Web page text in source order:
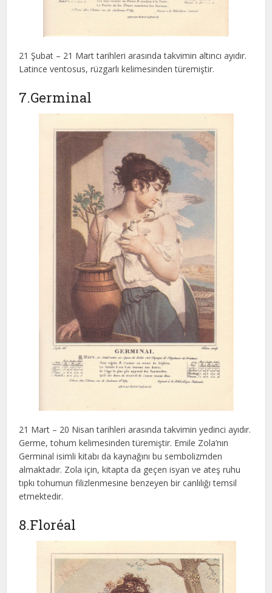
21 Şubat – 21 Mart tarihleri arasında takvimin altıncı ayıdır.
Latince ventosus, rüzgarlı kelimesinden türemiştir.
7.Germinal
21 Mart – 20 Nisan tarihleri arasında takvimin yedinci ayıdır.
Germe, tohum kelimesinden türemiştir. Emile Zola’nın
Germinal isimli kitabı da kaynağını bu sembolizmden
almaktadır. Zola için, kitapta da geçen isyan ve ateş ruhu
tıpkı tohumun filizlenmesine benzeyen bir canlılığı temsil
etmektedir.
8.Floréal